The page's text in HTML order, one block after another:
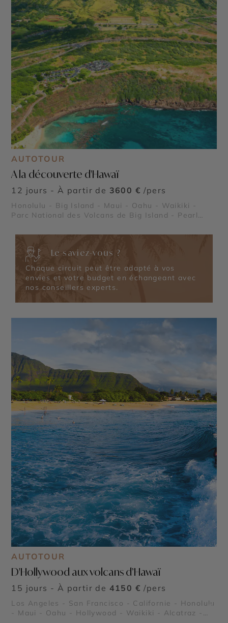
AUTOTOUR
A la découverte d'Hawaï
12 jours - À partir de 3600 € /pers
Honolulu - Big Island - Maui - Oahu - Waikiki -
Parc National des Volcans de Big Island - Pearl
Le saviez-vous ?
Chaque circuit peut être adapté à vos
envies et votre budget en échangeant avec
nos conseillers experts.
©
AUTOTOUR
D'Hollywood aux volcans d’Hawaï
15 jours - À partir de 4150 € /pers
Los Angeles - San Francisco - Californie - Honolulu
- Maui - Oahu - Hollywood - Waikiki - Alcatraz -